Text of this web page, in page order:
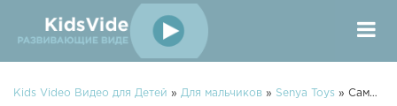
Kids Video Видео для Детей » Для мальчиков » Senya Toys » Самолет сломался, отвалилось шасси! Полицейские и пожарная машины и эвакуатор приехали на помощь